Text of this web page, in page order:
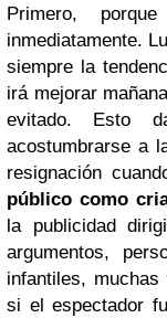
Primero,
inmediatamente.
siempre la
irá mejorar
evitado. Esto
acostumbrarse a
resignación
público como
la publicidad
argumentos,
infantiles,
si el espectador